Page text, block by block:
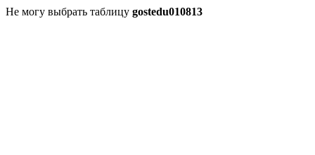
Не могу выбрать таблицу gostedu010813